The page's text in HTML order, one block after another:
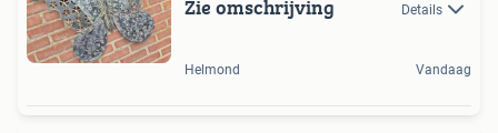
Zie omschrijving Details
Helmond Vandaag